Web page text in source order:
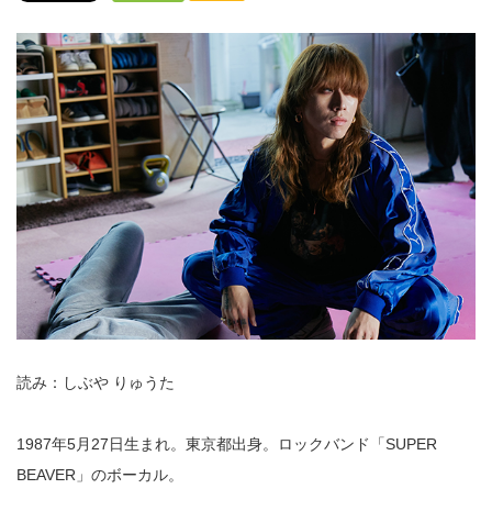
読み：しぶや りゅうた
1987年5月27日生まれ。東京都出身。ロックバンド「SUPER
BEAVER」のボーカル。